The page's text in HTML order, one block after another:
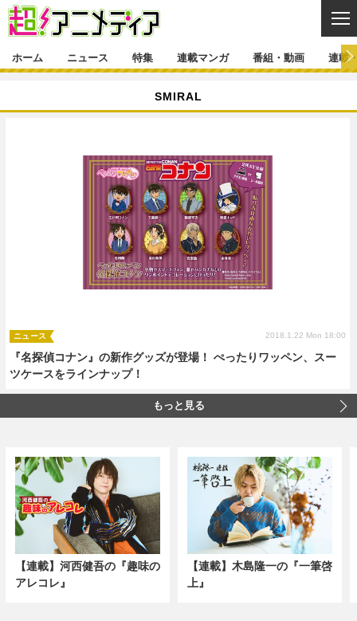
ゲーム・アプリ マンガ
音楽
イベント
コスプレ
舞台 新帝スタ
特集一覧 カバー
インタビュー レポート
ラキりす
連載マンガ一覧 連載一覧
番組・動画一覧 ラジオ
連載・ブログ一覧
編集部ブログ・お知らせ
ホーム ニュース 特集 連載マンガ 番組・動画 連載
SMIRAL
『名探偵コナン』の新作グッズが登場！ ぺったりワッペン、スー
ツケースをラインナップ！
ニュース 2018.1.22 Mon 18:00
もっと見る
【連載】河西健吾の『趣味の
アレコレ』
【連載】木島隆一の『一筆啓
上』